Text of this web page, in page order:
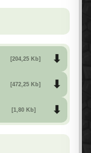
[204,25 Kb]
[472,25 Kb]
[1,80 Kb]